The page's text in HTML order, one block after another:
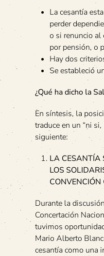
La cesantía
perder
o si renuncio al
por pensión, o
Hay dos
Se estableció
¿Qué ha dicho la
En síntesis, la
traduce en un “ni
siguiente:
LA CESANTÍA
LOS
CONVENCIÓN
Durante la
Concertación
tuvimos
Mario Alberto
cesantía como una